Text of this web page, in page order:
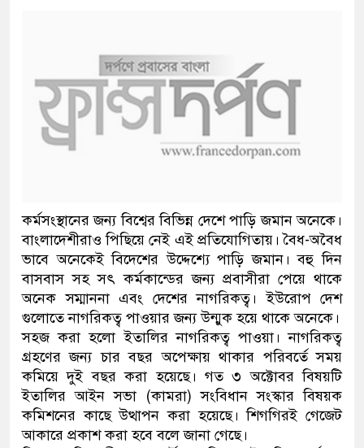
কর্মসংস্থানের জন্য বিশ্বের বিভিন্ন দেশে পাড়ি জমান অনেকে।
বাংলাদেশীরাও পিছিয়ে নেই এই প্রতিযোগিতায়। বৈধ-অবৈধ
ভাবে অনেকেই বিদেশের উদ্দেশ্যে পাড়ি জমান। বহু দিন
বাসবাস সহ সৎ কর্মকান্ডের জন্য প্রবাসীরা পেয়ে থাকে
অনেক সম্মাননা এবং দেশের নাগরিকত্ব। ইউরোপ দেশ
গুলোতে নাগরিকত্ব পাওয়ার জন্য উন্মুক হয়ে থাকে অনেকে।
সহজ করা হলো ইতালির নাগরিকত্ব পাওয়া। নাগরিকত্ব
গ্রহণের জন্য চার বছর অপেক্ষায় থাকার পরিবর্তে সময়
কমিয়ে দুই বছর করা হয়েছে। গত ৩ অক্টোবর বিষয়টি
ইতালির আইন সভা (কামরা) সংবিধান সংস্কার বিষয়ক
কমিশনের কাছে উত্থাপন করা হয়েছে। শিগগিরই গেজেট
আকারে প্রকাশ করা হবে বলে জানা গেছে।